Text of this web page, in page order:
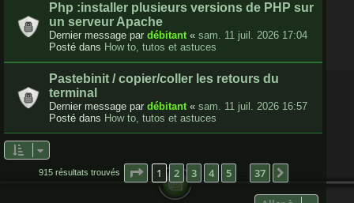
Php :installer plusieurs versions de PHP sur
un serveur Apache
Dernier message par débitant« sam. 11 juil. 2026 17:04
Posté dans How to, tutos et astuces
Pastebinit / copier/coller les retours du
terminal
Dernier message par débitant« sam. 11 juil. 2026 16:57
Posté dans How to, tutos et astuces
915 résultats trouvés Page 1sur37
1 2 3 4 5 37